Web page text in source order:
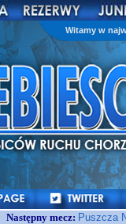
Witamy w
Następny mecz: Puszcza